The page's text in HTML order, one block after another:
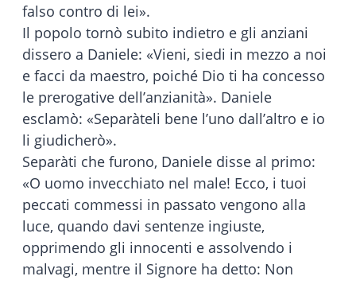
falso contro di lei».
Il popolo tornò subito indietro e gli anziani
dissero a Daniele: «Vieni, siedi in mezzo a noi
e facci da maestro, poiché Dio ti ha concesso
le prerogative dell’anzianità». Daniele
esclamò: «Separàteli bene l’uno dall’altro e io
li giudicherò».
Separàti che furono, Daniele disse al primo:
«O uomo invecchiato nel male! Ecco, i tuoi
peccati commessi in passato vengono alla
luce, quando davi sentenze ingiuste,
opprimendo gli innocenti e assolvendo i
malvagi, mentre il Signore ha detto: Non